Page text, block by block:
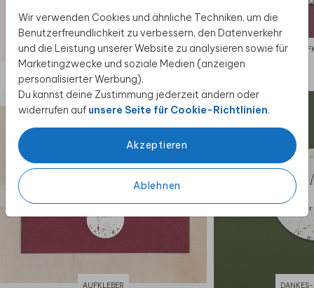
Wir verwenden Cookies und ähnliche Techniken, um die
Benutzerfreundlichkeit zu verbessern, den Datenverkehr
und die Leistung unserer Website zu analysieren sowie für
Marketingzwecke und soziale Medien (anzeigen
personalisierter Werbung).
Du kannst deine Zustimmung jederzeit ändern oder
widerrufen auf unsere Seite für Cookie-Richtlinien.
Akzeptieren
Ablehnen
Diese Produkte könnten dir auch gefallen
AUFKLEBER